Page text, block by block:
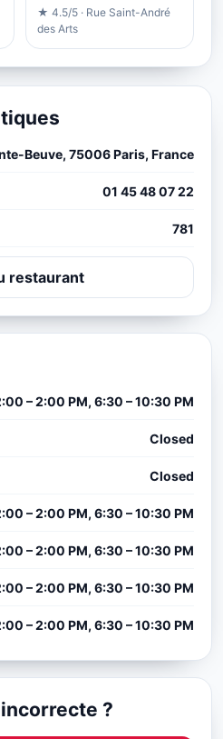
★ 4.5/5 · Rue Saint-André
des Arts
Beuve, 75006 Paris, France
01 45 48 07 22
781
restaurant
– 2:00 PM, 6:30 – 10:30 PM
Closed
Closed
– 2:00 PM, 6:30 – 10:30 PM
– 2:00 PM, 6:30 – 10:30 PM
– 2:00 PM, 6:30 – 10:30 PM
– 2:00 PM, 6:30 – 10:30 PM
?